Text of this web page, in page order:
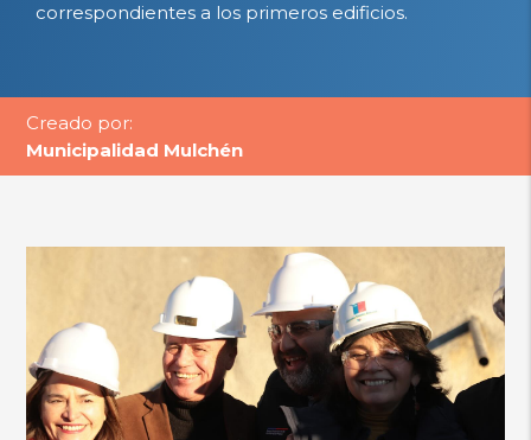
correspondientes a los primeros edificios.
Creado por:
Municipalidad Mulchén